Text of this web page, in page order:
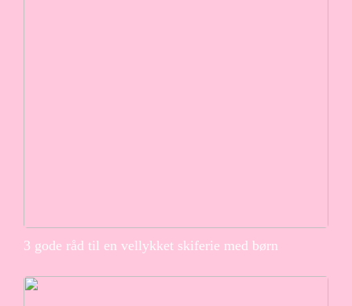
3 gode råd til en vellykket skiferie med børn